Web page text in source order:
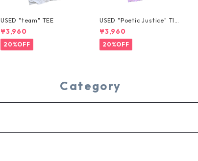
USED "team" TEE
¥3,960
20%OFF
USED "Poetic Justice" TIE
-DYE TEE
¥3,960
20%OFF
Category